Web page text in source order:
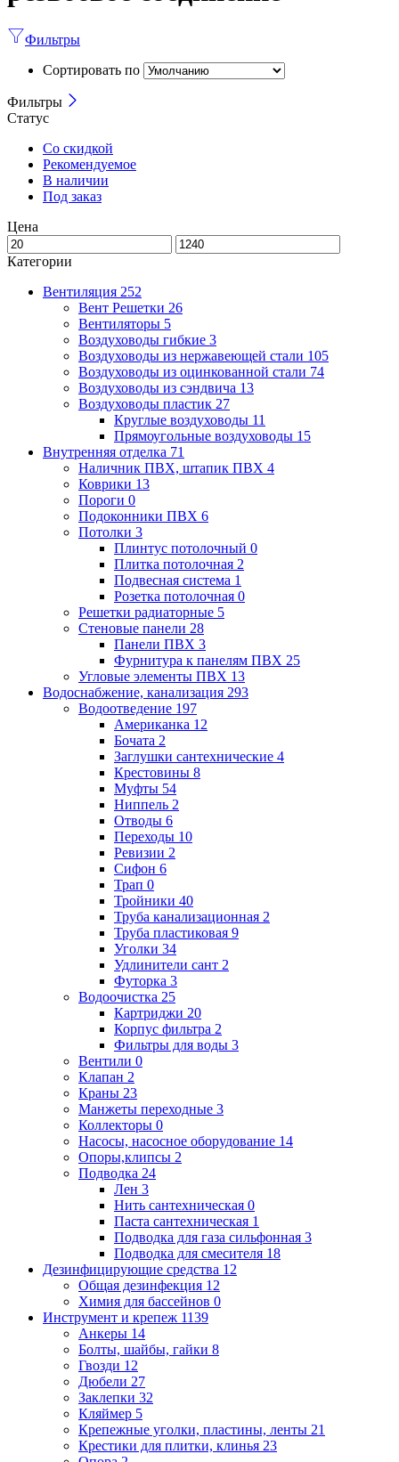
Фильтры
Сортировать по
Фильтры
Статус
Со скидкой
Рекомендуемое
В наличии
Под заказ
Цена
Категории
Вентиляция 252
Вент Решетки 26
Вентиляторы 5
Воздуховоды гибкие 3
Воздуховоды из нержавеющей стали 105
Воздуховоды из оцинкованной стали 74
Воздуховоды из сэндвича 13
Воздуховоды пластик 27
Круглые воздуховоды 11
Прямоугольные воздуховоды 15
Внутренняя отделка 71
Наличник ПВХ, штапик ПВХ 4
Коврики 13
Пороги 0
Подоконники ПВХ 6
Потолки 3
Плинтус потолочный 0
Плитка потолочная 2
Подвесная система 1
Розетка потолочная 0
Решетки радиаторные 5
Стеновые панели 28
Панели ПВХ 3
Фурнитура к панелям ПВХ 25
Угловые элементы ПВХ 13
Водоснабжение, канализация 293
Водоотведение 197
Американка 12
Бочата 2
Заглушки сантехнические 4
Крестовины 8
Муфты 54
Ниппель 2
Отводы 6
Переходы 10
Ревизии 2
Сифон 6
Трап 0
Тройники 40
Труба канализационная 2
Труба пластиковая 9
Уголки 34
Удлинители сант 2
Футорка 3
Водоочистка 25
Картриджи 20
Корпус фильтра 2
Фильтры для воды 3
Вентили 0
Клапан 2
Краны 23
Манжеты переходные 3
Коллекторы 0
Насосы, насосное оборудование 14
Опоры,клипсы 2
Подводка 24
Лен 3
Нить сантехническая 0
Паста сантехническая 1
Подводка для газа сильфонная 3
Подводка для смесителя 18
Дезинфицирующие средства 12
Общая дезинфекция 12
Химия для бассейнов 0
Инструмент и крепеж 1139
Анкеры 14
Болты, шайбы, гайки 8
Гвозди 12
Дюбели 27
Заклепки 32
Кляймер 5
Крепежные уголки, пластины, ленты 21
Крестики для плитки, клинья 23